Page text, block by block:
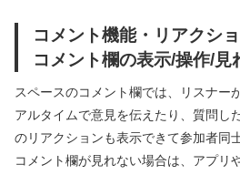
コメント機能・リアクシ
コメント欄の表示/操作/見
スペースのコメント欄では、リスナー
アルタイムで意見を伝えたり、質問し
のリアクションも表示できて参加者同
コメント欄が見れない場合は、アプリ